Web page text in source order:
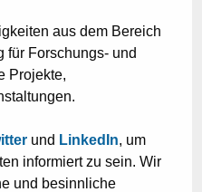
aus dem Bereich
für Forschungs- und
Projekte,
und LinkedIn, um
informiert zu sein. Wir
und besinnliche